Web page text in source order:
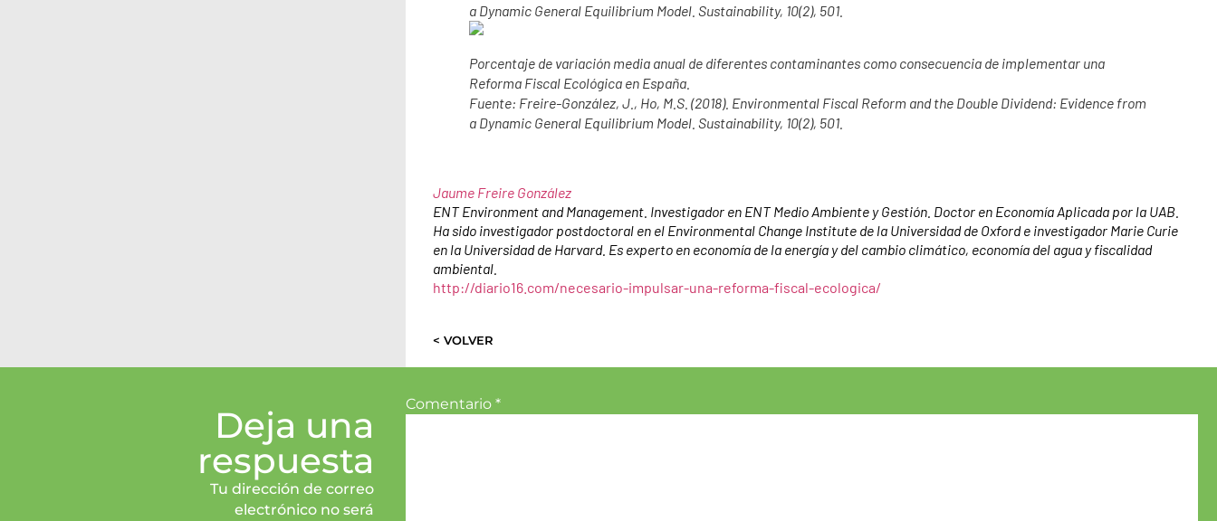
a Dynamic General Equilibrium Model. Sustainability, 10(2), 501.
Porcentaje de variación media anual de diferentes contaminantes como consecuencia de implementar una
Reforma Fiscal Ecológica en España.
Fuente: Freire-González, J., Ho, M.S. (2018). Environmental Fiscal Reform and the Double Dividend: Evidence from
a Dynamic General Equilibrium Model. Sustainability, 10(2), 501.
Jaume Freire González
ENT Environment and Management. Investigador en ENT Medio Ambiente y Gestión. Doctor en Economía Aplicada por la UAB.
Ha sido investigador postdoctoral en el Environmental Change Institute de la Universidad de Oxford e investigador Marie Curie
en la Universidad de Harvard. Es experto en economía de la energía y del cambio climático, economía del agua y fiscalidad
ambiental.
http://diario16.com/necesario-impulsar-una-reforma-fiscal-ecologica/
< VOLVER
Deja una
respuesta
Tu dirección de correo
electrónico no será
Comentario *